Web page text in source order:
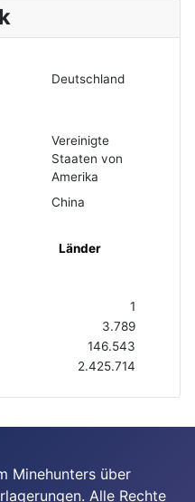
Deutschland
Vereinigte
Staaten von
Amerika
China
Länder
1
3.789
146.543
2.425.714
Minehunters über
Alle Rechte